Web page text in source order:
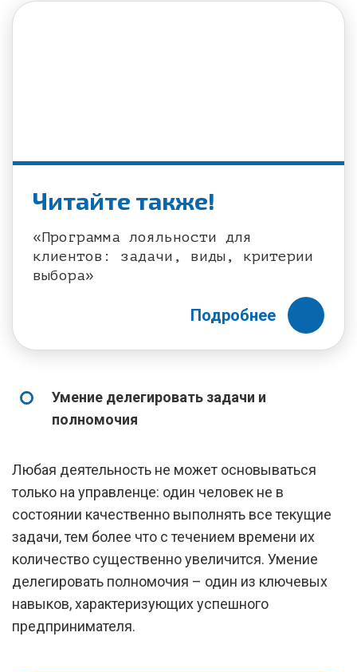
Читайте также!
«Программа лояльности для
клиентов: задачи, виды, критерии
выбора»
Подробнее
Умение делегировать задачи и
полномочия
Любая деятельность не может основываться
только на управленце: один человек не в
состоянии качественно выполнять все текущие
задачи, тем более что с течением времени их
количество существенно увеличится. Умение
делегировать полномочия – один из ключевых
навыков, характеризующих успешного
предпринимателя.